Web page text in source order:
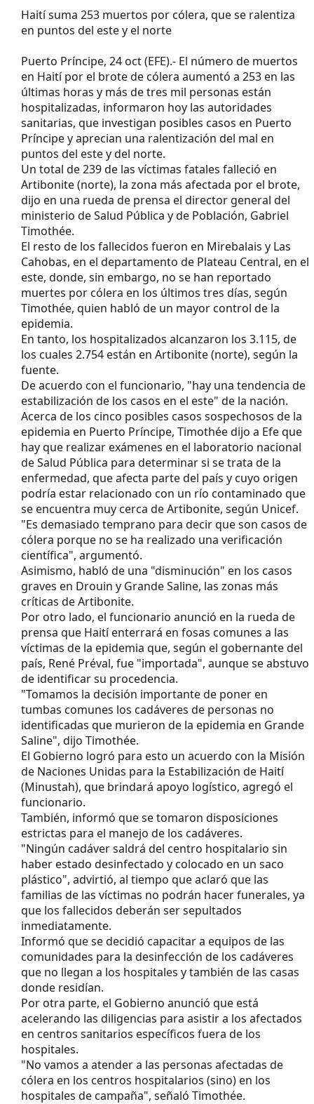
Haití suma 253 muertos por cólera, que se ralentiza
en puntos del este y el norte
Puerto Príncipe, 24 oct (EFE).- El número de muertos
en Haití por el brote de cólera aumentó a 253 en las
últimas horas y más de tres mil personas están
hospitalizadas, informaron hoy las autoridades
sanitarias, que investigan posibles casos en Puerto
Príncipe y aprecian una ralentización del mal en
puntos del este y del norte.
Un total de 239 de las víctimas fatales falleció en
Artibonite (norte), la zona más afectada por el brote,
dijo en una rueda de prensa el director general del
ministerio de Salud Pública y de Población, Gabriel
Timothée.
El resto de los fallecidos fueron en Mirebalais y Las
Cahobas, en el departamento de Plateau Central, en el
este, donde, sin embargo, no se han reportado
muertes por cólera en los últimos tres días, según
Timothée, quien habló de un mayor control de la
epidemia.
En tanto, los hospitalizados alcanzaron los 3.115, de
los cuales 2.754 están en Artibonite (norte), según la
fuente.
De acuerdo con el funcionario, "hay una tendencia de
estabilización de los casos en el este" de la nación.
Acerca de los cinco posibles casos sospechosos de la
epidemia en Puerto Príncipe, Timothée dijo a Efe que
hay que realizar exámenes en el laboratorio nacional
de Salud Pública para determinar si se trata de la
enfermedad, que afecta parte del país y cuyo origen
podría estar relacionado con un río contaminado que
se encuentra muy cerca de Artibonite, según Unicef.
"Es demasiado temprano para decir que son casos de
cólera porque no se ha realizado una verificación
científica", argumentó.
Asimismo, habló de una "disminución" en los casos
graves en Drouin y Grande Saline, las zonas más
críticas de Artibonite.
Por otro lado, el funcionario anunció en la rueda de
prensa que Haití enterrará en fosas comunes a las
víctimas de la epidemia que, según el gobernante del
país, René Préval, fue "importada", aunque se abstuvo
de identificar su procedencia.
"Tomamos la decisión importante de poner en
tumbas comunes los cadáveres de personas no
identificadas que murieron de la epidemia en Grande
Saline", dijo Timothée.
El Gobierno logró para esto un acuerdo con la Misión
de Naciones Unidas para la Estabilización de Haití
(Minustah), que brindará apoyo logístico, agregó el
funcionario.
También, informó que se tomaron disposiciones
estrictas para el manejo de los cadáveres.
"Ningún cadáver saldrá del centro hospitalario sin
haber estado desinfectado y colocado en un saco
plástico", advirtió, al tiempo que aclaró que las
familias de las víctimas no podrán hacer funerales, ya
que los fallecidos deberán ser sepultados
inmediatamente.
Informó que se decidió capacitar a equipos de las
comunidades para la desinfección de los cadáveres
que no llegan a los hospitales y también de las casas
donde residían.
Por otra parte, el Gobierno anunció que está
acelerando las diligencias para asistir a los afectados
en centros sanitarios específicos fuera de los
hospitales.
"No vamos a atender a las personas afectadas de
cólera en los centros hospitalarios (sino) en los
hospitales de campaña", señaló Timothée.